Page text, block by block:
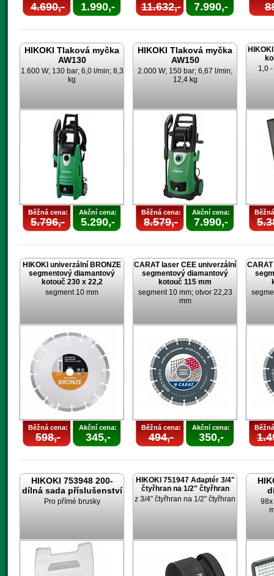
4.690,- 1.990,- 11.632,- 7.990,-
HIKOKI Tlaková myčka
AW130
1.600 W; 130 bar; 6,0 l/min; 8,3
kg
Běžná cena:
5.796,-
Akční cena:
5.290,-
HIKOKI Tlaková myčka
AW150
2.000 W; 150 bar; 6,67 l/min;
12,4 kg
Běžná cena:
8.579,-
Akční cena:
7.990,-
1,0
HIKOKI univerzální BRONZE
segmentový diamantový
kotouč 230 x 22,2
segment 10 mm
Běžná cena:
598,-
Akční cena:
345,-
CARAT laser CEE univerzální
segmentový diamantový
kotouč 115 mm
segment 10 mm; otvor 22,23
mm
Běžná cena:
494,-
Akční cena:
350,-
HIKOKI 753948 200-
dílná sada příslušenství
Pro přímé brusky
HIKOKI 751947 Adaptér 3/4"
čtyřhran na 1/2" čtyřhran
z 3/4" čtyřhran na 1/2" čtyřhran
98x